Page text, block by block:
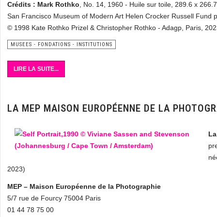
Crédits : Mark Rothko , No. 14, 1960 - Huile sur toile, 289.6 x
San Francisco Museum of Modern Art Helen Crocker Russell Fund
© 1998 Kate Rothko Prizel & Christopher Rothko - Adagp, Paris,
MUSEES - FONDATIONS - INSTITUTIONS
LIRE LA SUITE...
LA MEP MAISON EUROPÉENNE DE LA
2023)
MEP – Maison Européenne de la Photographie
5/7 rue de Fourcy 75004 Paris
01 44 78 75 00